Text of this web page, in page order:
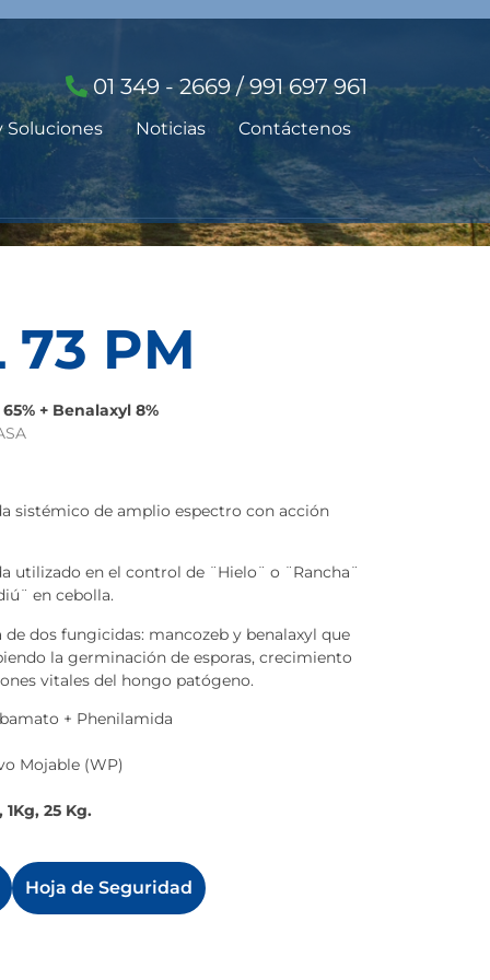
01 349 - 2669 / 991 697 961
Soluciones Noticias Contáctenos
73 PM
+ Benalaxyl 8%
sistémico de amplio espectro con acción
utilizado en el control de ¨Hielo¨ o ¨Rancha¨
en cebolla.
de dos fungicidas: mancozeb y benalaxyl que
la germinación de esporas, crecimiento
vitales del hongo patógeno.
+ Phenilamida
Mojable (WP)
25 Kg.
Hoja de Seguridad